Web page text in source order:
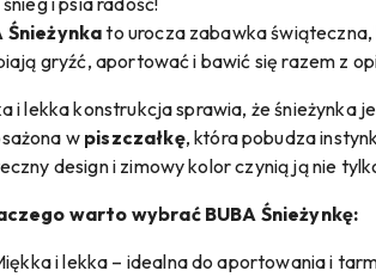
Śnieżynkato urocza zabawka świąteczna,
gryźć, aportować i bawić się razem z
i lekka konstrukcja sprawia, że śnieżynka
w piszczałkę, która pobudza
design i zimowy kolor czynią ją nie
warto wybrać BUBA Śnieżynkę:
i lekka – idealna do aportowania i